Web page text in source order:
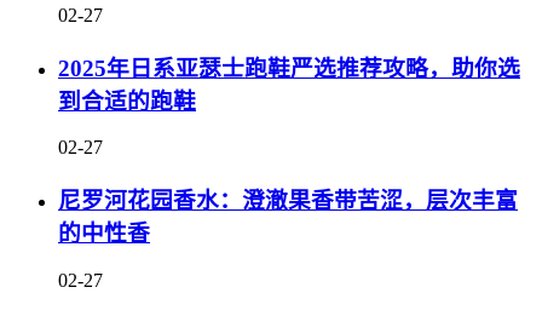
02-27
2025年日系亚瑟士跑鞋严选推荐攻略，助你选
到合适的跑鞋
02-27
尼罗河花园香水：澄澈果香带苦涩，层次丰富
的中性香
02-27